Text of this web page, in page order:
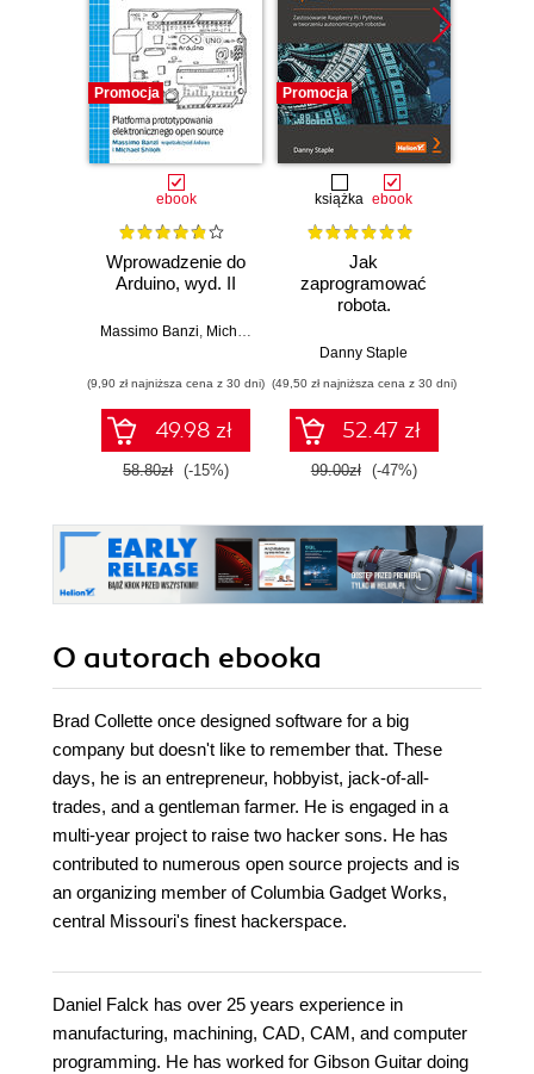
Promocja
ebook
Wprowadzenie do
Arduino, wyd. II
Massimo Banzi, Michael Shiloh
(9,90 zł najniższa cena z 30 dni)
49.98 zł
58.80zł (-15%)
Promocja
książka ebook
Jak
zaprogramować
robota.
Raspberry Pi i
tworzeniu
autonomicznych
robotów. Wydanie
II
Danny Staple
(49,50 zł najniższa cena z 30 dni)
52.47 zł
99.00zł (-47%)
O autorach ebooka
Brad Collette once designed software for a big
company but doesn't like to remember that. These
days, he is an entrepreneur, hobbyist, jack-of-all-
trades, and a gentleman farmer. He is engaged in a
multi-year project to raise two hacker sons. He has
contributed to numerous open source projects and is
an organizing member of Columbia Gadget Works,
central Missouri's finest hackerspace.
Daniel Falck has over 25 years experience in
manufacturing, machining, CAD, CAM, and computer
programming. He has worked for Gibson Guitar doing